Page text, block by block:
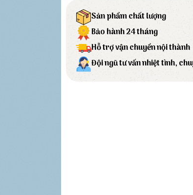
Sản phẩm chất lượng
Bảo hành 24 tháng
Hỗ trợ vận chuyển nội thành
Đội ngũ tư vấn nhiệt tình,